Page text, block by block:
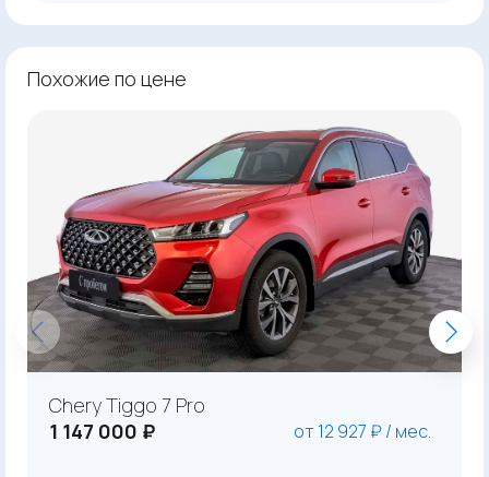
Похожие по цене
Chery Tiggo 7 Pro
1 147 000 ₽
от 12 927 ₽ / мес.